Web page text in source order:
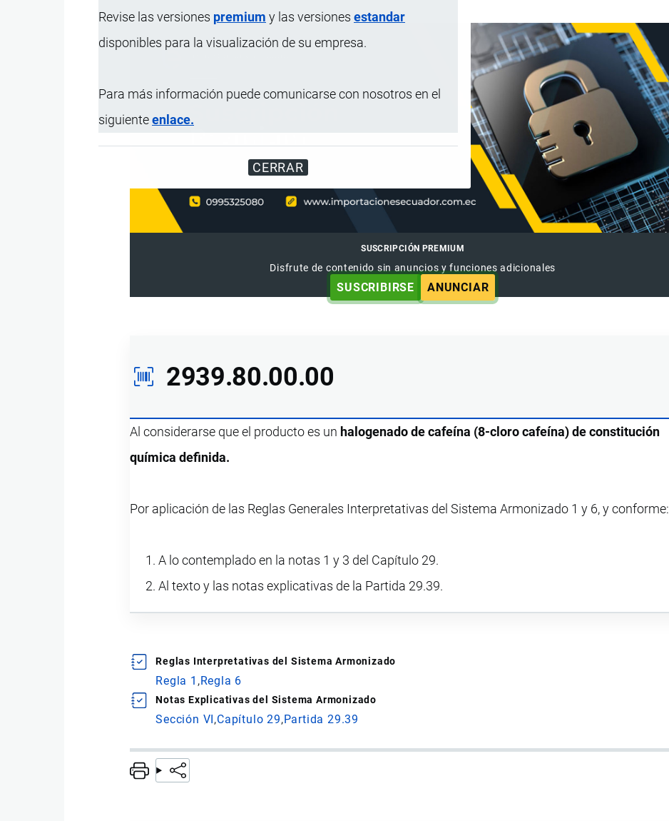
Revise las versiones premium y las versiones estandar
disponibles para la visualización de su empresa.
Para más información puede comunicarse con nosotros en el
siguienteenlace.
CERRAR
SUSCRIPCIÓN PREMIUM
Disfrute de contenido sin anuncios y funciones adicionales
SUSCRIBIRSE ANUNCIAR
2939.80.00.00
Al considerarse que el producto es un halogenado de cafeína (8-cloro cafeína) de constitución
química definida.
Por aplicación de las Reglas Generales Interpretativas del Sistema Armonizado 1 y 6, y conforme:
A lo contemplado en la notas 1 y 3 del Capítulo 29.
Al texto y las notas explicativas de la Partida 29.39.
Reglas Interpretativas del Sistema Armonizado
Regla 1 Regla 6
Notas Explicativas del Sistema Armonizado
Sección VI Capítulo 29 Partida 29.39